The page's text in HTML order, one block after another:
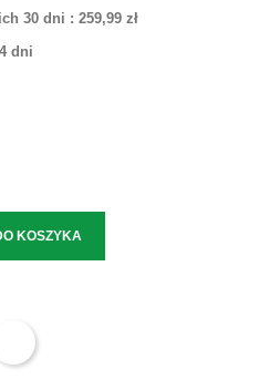
30 dni : 259,99 zł
dni
KOSZYKA